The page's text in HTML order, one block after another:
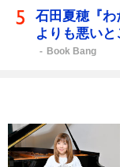
石田夏穂『
よりも悪いと
Book Bang